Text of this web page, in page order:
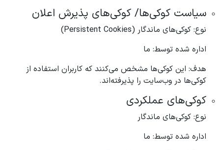
سیاست کوکی‌ها/ کوکی‌های پذیرش اعلان
نوع: کوکی‌های ماندگار (Persistent Cookies)
اداره شده توسط: ما
هدف: این کوکی‌ها مشخص می‌کنند که کاربران استفاده از
کوکی‌ها در وب‌سایت را پذیرفته‌اند.
کوکی‌های عملکردی
نوع: کوکی‌های ماندگار
اداره شده توسط: ما